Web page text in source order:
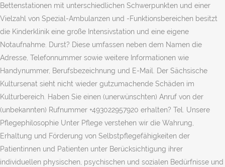
Bettenstationen mit unterschiedlichen Schwerpunkten und einer
Vielzahl von Spezial-Ambulanzen und -Funktionsbereichen besitzt
die Kinderklinik eine große Intensivstation und eine eigene
Notaufnahme. Durst? Diese umfassen neben dem Namen die
Adresse, Telefonnummer sowie weitere Informationen wie
Handynummer, Berufsbezeichnung und E-Mail. Der Sächsische
Kultursenat sieht nicht wieder gutzumachende Schäden im
Kulturbereich. Haben Sie einen (unerwünschten) Anruf von der
(unbekannten) Rufnummer +493022957920 erhalten? Tel. Unsere
Pflegephilosophie Unter Pflege verstehen wir die Wahrung,
Erhaltung und Förderung von Selbstpflegefähigkeiten der
Patientinnen und Patienten unter Berücksichtigung ihrer
individuellen physischen, psychischen und sozialen Bedürfnisse und